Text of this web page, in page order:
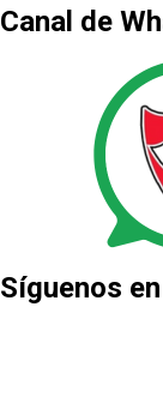
Canal de
Síguenos